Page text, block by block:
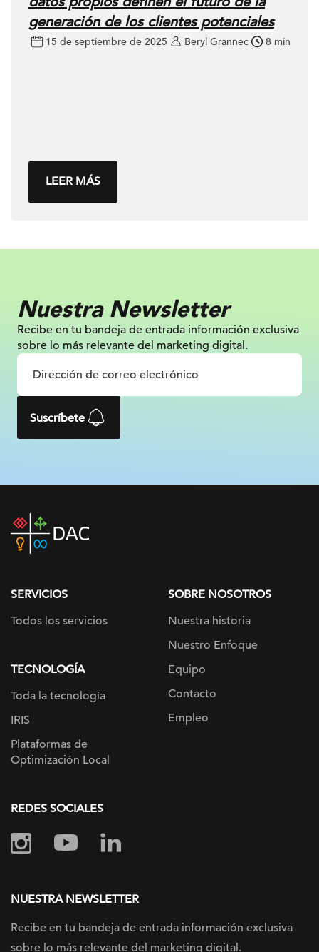
generación de los clientes potenciales
15 de septiembre de 2025 Beryl Grannec 8 min
LEER MÁS
Nuestra Newsletter
Recibe en tu bandeja de entrada información exclusiva
sobre lo más relevante del marketing digital.
Suscríbete
home
SERVICIOS
Todos los servicios
TECNOLOGÍA
Toda la tecnología
IRIS
Plataformas de
Optimización Local
SOBRE NOSOTROS
Nuestra historia
Nuestro Enfoque
Equipo
Contacto
Empleo
REDES SOCIALES
NUESTRA NEWSLETTER
Recibe en tu bandeja de entrada información exclusiva
sobre lo más relevante del marketing digital.